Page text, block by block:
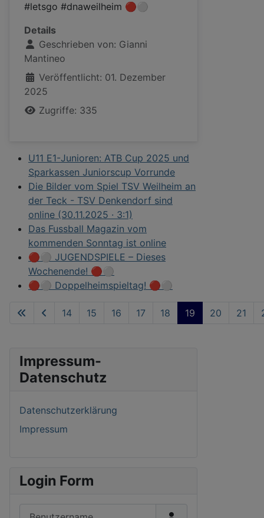
#letsgo #dnaweilheim 🔴⚪
Details
Geschrieben von: Gianni
Mantineo
Veröffentlicht: 01. Dezember
2025
Zugriffe: 335
U11 E1-Junioren: ATB Cup 2025 und
Sparkassen Juniorscup Vorrunde
Die Bilder vom Spiel TSV Weilheim an
der Teck - TSV Denkendorf sind
online (30.11.2025 · 3:1)
Das Fussball Magazin vom
kommenden Sonntag ist online
🔴⚪ JUGENDSPIELE – Dieses
Wochenende! 🔴⚪
🔴⚪ Doppelheimspieltag! 🔴⚪
Seite 19 von 77
14 15 16 17 18 19 20 21
Impressum-
Datenschutz
Datenschutzerklärung
Impressum
Login Form